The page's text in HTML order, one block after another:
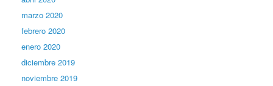
marzo 2020
febrero 2020
enero 2020
diciembre 2019
noviembre 2019